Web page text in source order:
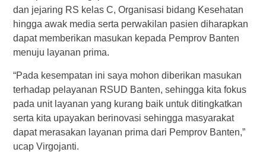
dan jejaring RS kelas C, Organisasi bidang Kesehatan
hingga awak media serta perwakilan pasien diharapkan
dapat memberikan masukan kepada Pemprov Banten
menuju layanan prima.
“Pada kesempatan ini saya mohon diberikan masukan
terhadap pelayanan RSUD Banten, sehingga kita fokus
pada unit layanan yang kurang baik untuk ditingkatkan
serta kita upayakan berinovasi sehingga masyarakat
dapat merasakan layanan prima dari Pemprov Banten,”
ucap Virgojanti.